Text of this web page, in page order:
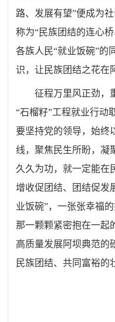
路、发展有望”便成为社
称为“民族团结的连心
各族人民“就业饭碗”的
识，让民族团结之花在
征程万里风正劲，
“石榴籽”工程就业行动
要坚持党的领导，始终
线，聚焦民生所盼，凝
久久为功，就一定能在
增收促团结、团结促发
业饭碗”，一张张幸福
那一颗颗紧密抱在一起
高质量发展阿坝典范的
民族团结、共同富裕的